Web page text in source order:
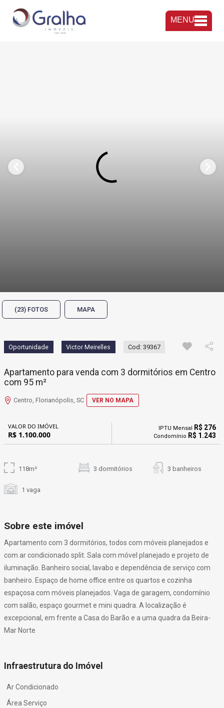
MENU
(23) FOTOS MAPA
Oportunidade Victor Meirelles Cod: 39367
Apartamento para venda com 3 dormitórios em Centro
com 95 m²
Centro, Florianópolis, SC VER NO MAPA
VALOR DO IMÓVEL
R$ 1.100.000
IPTU Mensal R$ 276
Condomínio R$ 1.243
118m² 3 dormitórios 3 banheiros
1 vaga
Sobre este imóvel
Apartamento com 3 dormitórios, todos com móveis planejados e
com ar condicionado split. Sala com móvel planejado e projeto de
iluminação. Banheiro social, lavabo e dependência de serviço com
banheiro. Espaço de home office entre os quartos e cozinha
espaçosa com móveis planejados. Vaga de garagem, condomínio
com salão, espaço gourmet e mini quadra. A localização é
excepcional, em frente a Casa do Barão e a uma quadra da Beira-
Mar Norte
Infraestrutura do Imóvel
Ar Condicionado
Área Serviço